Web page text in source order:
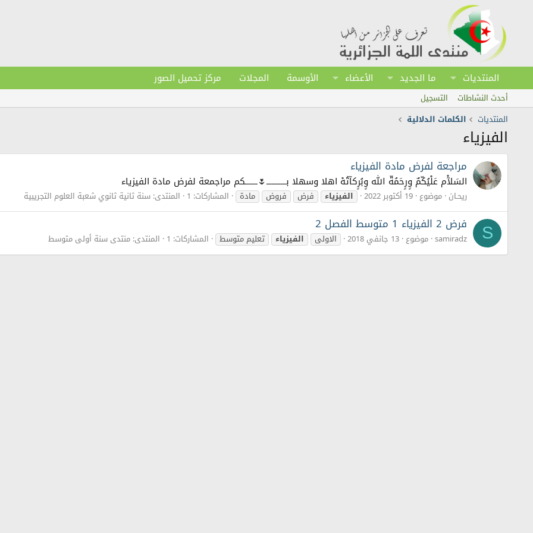
المنتديات ما الجديد الأعضاء الأوسمة المجلات مركز تحميل الصور
أحدث النشاطات
التسجيل
المنتديات
الكلمات الدلالية
الفيزياء
مراجعة لفرض مادة الفيزياء
السَلآْم عَلْيُكّمٌ وٍرٍحَمُةّ الله وٍبُرٍكآتُهْ اهلا وسهلا بـــــــــــ🌷ـــــــكم مراجمعة لفرض مادة الفيزياء
ريحـان موضوع 19 أكتوبر 2022 الفيزياء فرض فروض مادة المشاركات: 1 المنتدى: سنة ثانية ثانوي شعبة العلوم التجريبية
S فرض 2 الفيزياء 1 متوسط الفصل 2
samiradz موضوع 13 جانفي 2018 الاولى الفيزياء تعليم متوسط المشاركات: 1 المنتدى: منتدى سنة أولى متوسط